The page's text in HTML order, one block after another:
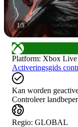
1/5
Platform: Xbox Live
Activeringsgids
Kan worden
Controleer
Regio: GLOBAL